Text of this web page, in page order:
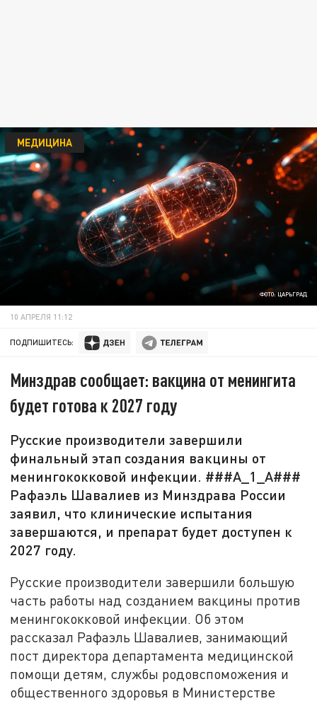
ФОТО: ЦАРЬГРАД
МЕДИЦИНА
10 АПРЕЛЯ 11:12
ПОДПИШИТЕСЬ:
Минздрав сообщает: вакцина от менингита
будет готова к 2027 году
Русские производители завершили
финальный этап создания вакцины от
менингококковой инфекции. ###A_1_A###
Рафаэль Шавалиев из Минздрава России
заявил, что клинические испытания
завершаются, и препарат будет доступен к
2027 году.
Русские производители завершили большую
часть работы над созданием вакцины против
менингококковой инфекции. Об этом
рассказал Рафаэль Шавалиев, занимающий
пост директора департамента медицинской
помощи детям, службы родовспоможения и
общественного здоровья в Министерстве